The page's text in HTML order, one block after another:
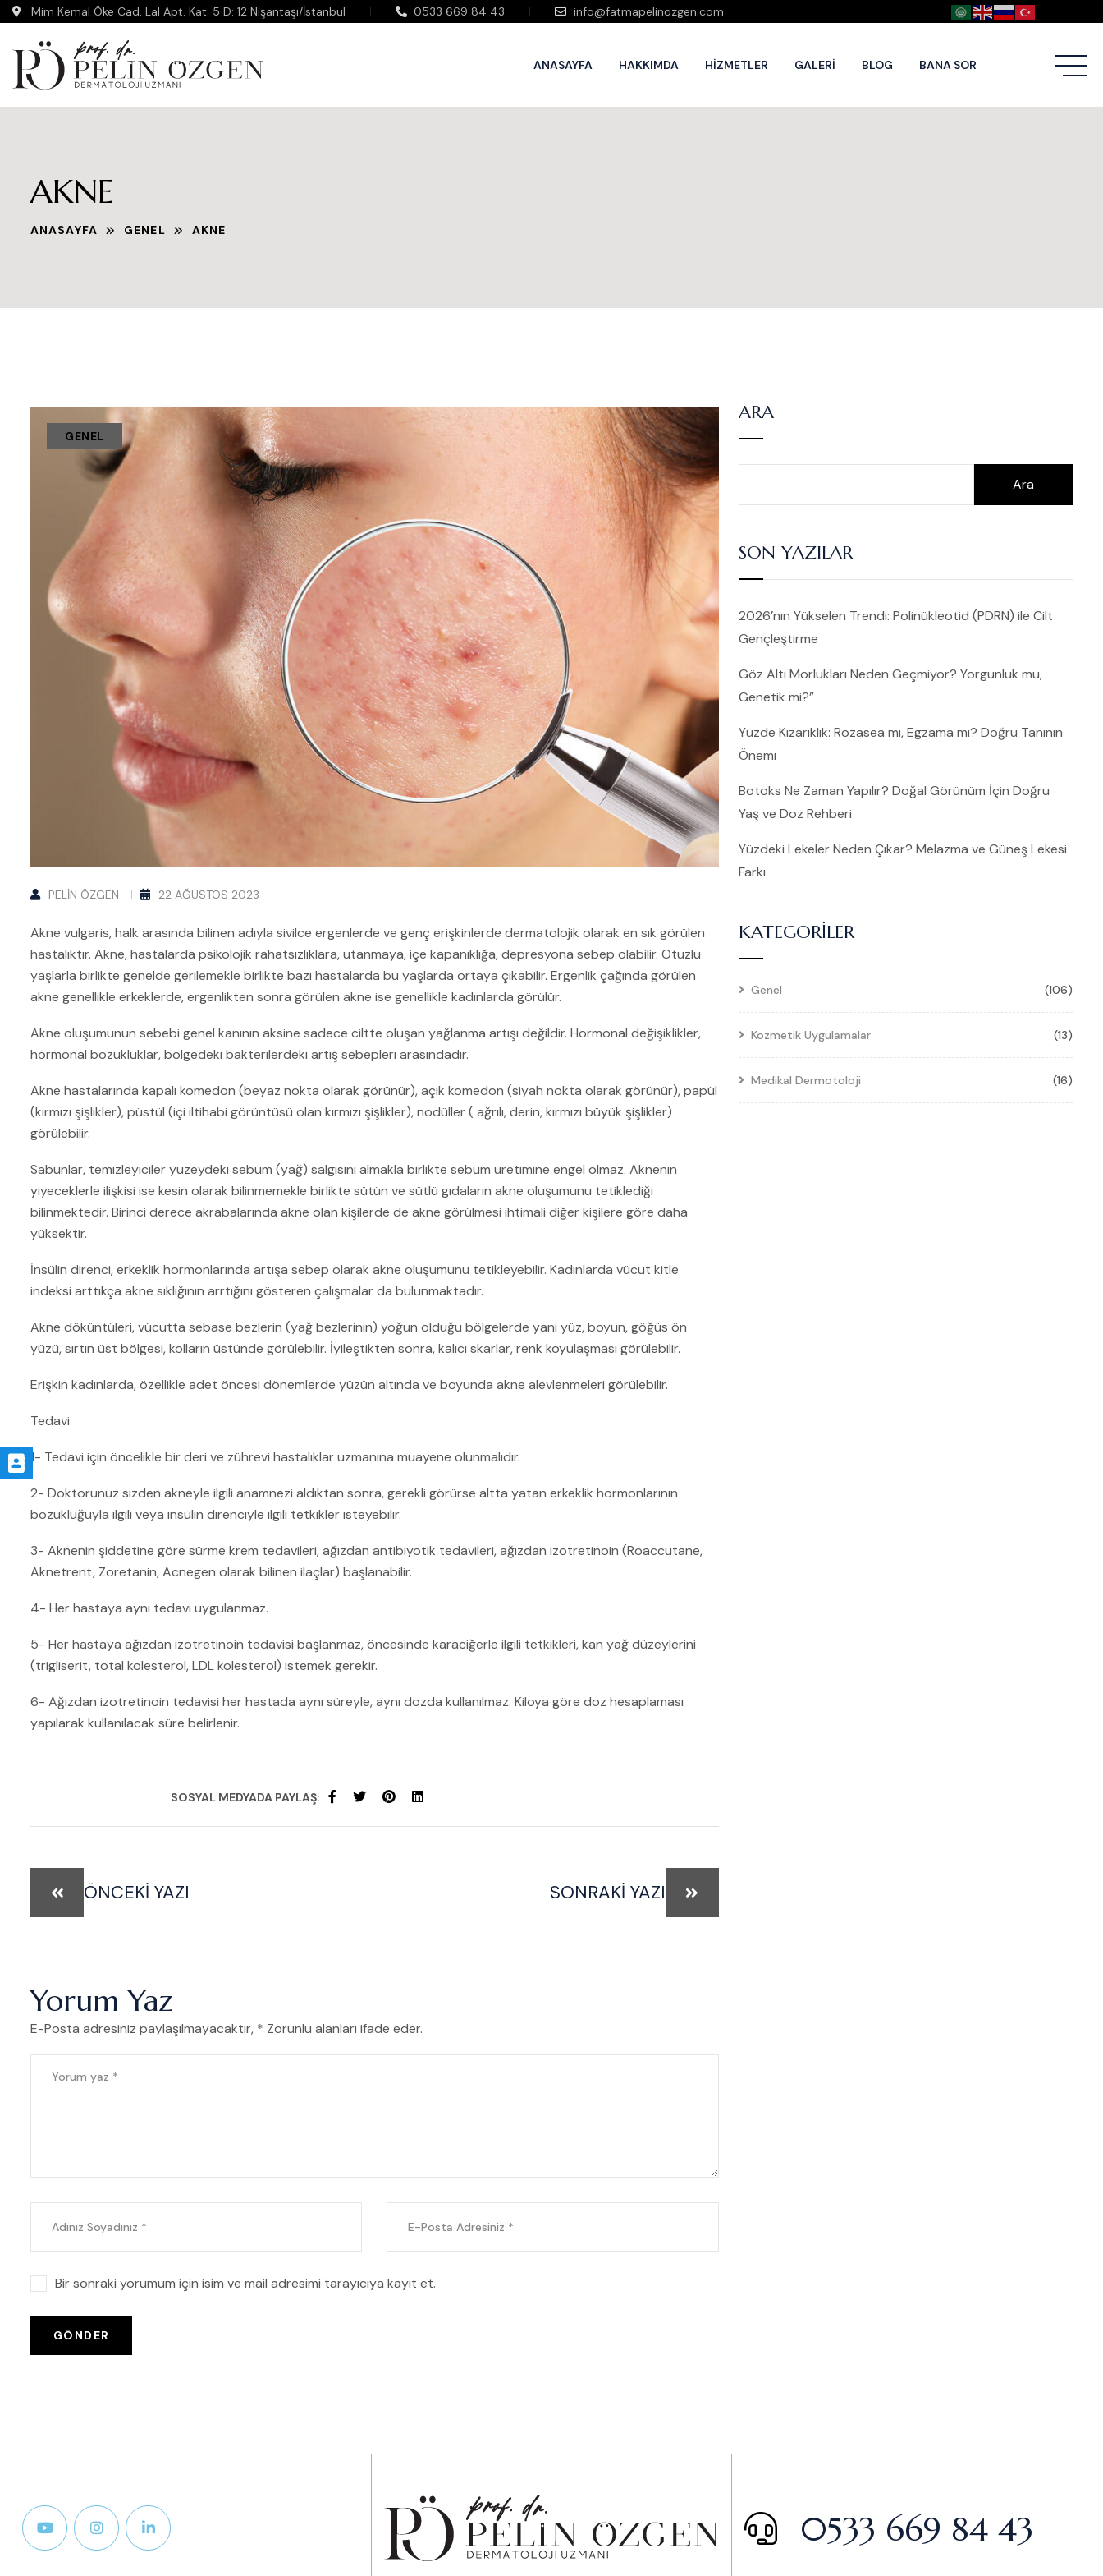
Mim Kemal Öke Cad. Lal Apt. Kat: 5 D: 12 Nişantaşı/İstanbul 0533 669 84 43 info@fatmapelinozgen.com
ANASAYFA HAKKIMDA HIZMETLER GALERI BLOG BANA SOR
AKNE
ANASAYFA GENEL AKNE
GENEL
PELIN ÖZGEN 22 AĞUSTOS 2023
Akne vulgaris, halk arasında bilinen adıyla sivilce ergenlerde ve genç erişkinlerde dermatolojik olarak en sık görülen
hastalıktır. Akne, hastalarda psikolojik rahatsızlıklara, utanmaya, içe kapanıklığa, depresyona sebep olabilir. Otuzlu
yaşlarla birlikte genelde gerilemekle birlikte bazı hastalarda bu yaşlarda ortaya çıkabilir. Ergenlik çağında görülen
akne genellikle erkeklerde, ergenlikten sonra görülen akne ise genellikle kadınlarda görülür.
Akne oluşumunun sebebi genel kanının aksine sadece ciltte oluşan yağlanma artışı değildir. Hormonal değişiklikler,
hormonal bozukluklar, bölgedeki bakterilerdeki artış sebepleri arasındadır.
Akne hastalarında kapalı komedon (beyaz nokta olarak görünür), açık komedon (siyah nokta olarak görünür), papül
(kırmızı şişlikler), püstül (içi iltihabi görüntüsü olan kırmızı şişlikler), nodüller ( ağrılı, derin, kırmızı büyük şişlikler)
görülebilir.
Sabunlar, temizleyiciler yüzeydeki sebum (yağ) salgısını almakla birlikte sebum üretimine engel olmaz. Aknenin
yiyeceklerle ilişkisi ise kesin olarak bilinmemekle birlikte sütün ve sütlü gıdaların akne oluşumunu tetiklediği
bilinmektedir. Birinci derece akrabalarında akne olan kişilerde de akne görülmesi ihtimali diğer kişilere göre daha
yüksektir.
İnsülin direnci, erkeklik hormonlarında artışa sebep olarak akne oluşumunu tetikleyebilir. Kadınlarda vücut kitle
indeksi arttıkça akne sıklığının arrtığını gösteren çalışmalar da bulunmaktadır.
Akne döküntüleri, vücutta sebase bezlerin (yağ bezlerinin) yoğun olduğu bölgelerde yani yüz, boyun, göğüs ön
yüzü, sırtın üst bölgesi, kolların üstünde görülebilir. İyileştikten sonra, kalıcı skarlar, renk koyulaşması görülebilir.
Erişkin kadınlarda, özellikle adet öncesi dönemlerde yüzün altında ve boyunda akne alevlenmeleri görülebilir.
Tedavi
1- Tedavi için öncelikle bir deri ve zührevi hastalıklar uzmanına muayene olunmalıdır.
2- Doktorunuz sizden akneyle ilgili anamnezi aldıktan sonra, gerekli görürse altta yatan erkeklik hormonlarının
bozukluğuyla ilgili veya insülin direnciyle ilgili tetkikler isteyebilir.
3- Aknenin şiddetine göre sürme krem tedavileri, ağızdan antibiyotik tedavileri, ağızdan izotretinoin (Roaccutane,
Aknetrent, Zoretanin, Acnegen olarak bilinen ilaçlar) başlanabilir.
4- Her hastaya aynı tedavi uygulanmaz.
5- Her hastaya ağızdan izotretinoin tedavisi başlanmaz, öncesinde karaciğerle ilgili tetkikleri, kan yağ düzeylerini
(trigliserit, total kolesterol, LDL kolesterol) istemek gerekir.
6- Ağızdan izotretinoin tedavisi her hastada aynı süreyle, aynı dozda kullanılmaz. Kiloya göre doz hesaplaması
yapılarak kullanılacak süre belirlenir.
SOSYAL MEDYADA PAYLAŞ:
ÖNCEKI YAZI SONRAKI YAZI
Yorum Yaz
E-Posta adresiniz paylaşılmayacaktır, * Zorunlu alanları ifade eder.
Bir sonraki yorumum için isim ve mail adresimi tarayıcıya kayıt et.
GÖNDER
ARA
Ara
SON YAZILAR
2026’nın Yükselen Trendi: Polinükleotid (PDRN) ile Cilt
Gençleştirme
Göz Altı Morlukları Neden Geçmiyor? Yorgunluk mu,
Genetik mi?”
Yüzde Kızarıklık: Rozasea mı, Egzama mı? Doğru Tanının
Önemi
Botoks Ne Zaman Yapılır? Doğal Görünüm İçin Doğru
Yaş ve Doz Rehberi
Yüzdeki Lekeler Neden Çıkar? Melazma ve Güneş Lekesi
Farkı
KATEGORILER
Genel (106)
Kozmetik Uygulamalar (13)
Medikal Dermotoloji (16)
0533 669 84 43